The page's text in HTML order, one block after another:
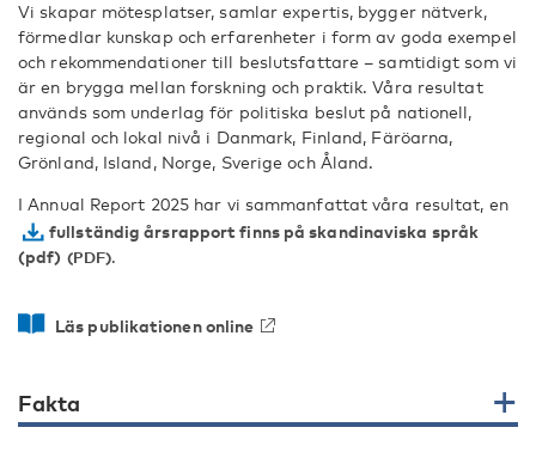
Vi skapar mötesplatser, samlar expertis, bygger nätverk,
förmedlar kunskap och erfarenheter i form av goda exempel
och rekommendationer till beslutsfattare – samtidigt som vi
är en brygga mellan forskning och praktik. Våra resultat
används som underlag för politiska beslut på nationell,
regional och lokal nivå i Danmark, Finland, Färöarna,
Grönland, Island, Norge, Sverige och Åland.
I Annual Report 2025 har vi sammanfattat våra resultat, en
fullständig årsrapport finns på skandinaviska språk
(pdf)
.
Läs publikationen online
Fakta